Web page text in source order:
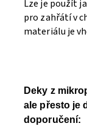
Lze je použít
pro zahřátí v
materiálu je
Deky z
ale přesto je
doporučení: